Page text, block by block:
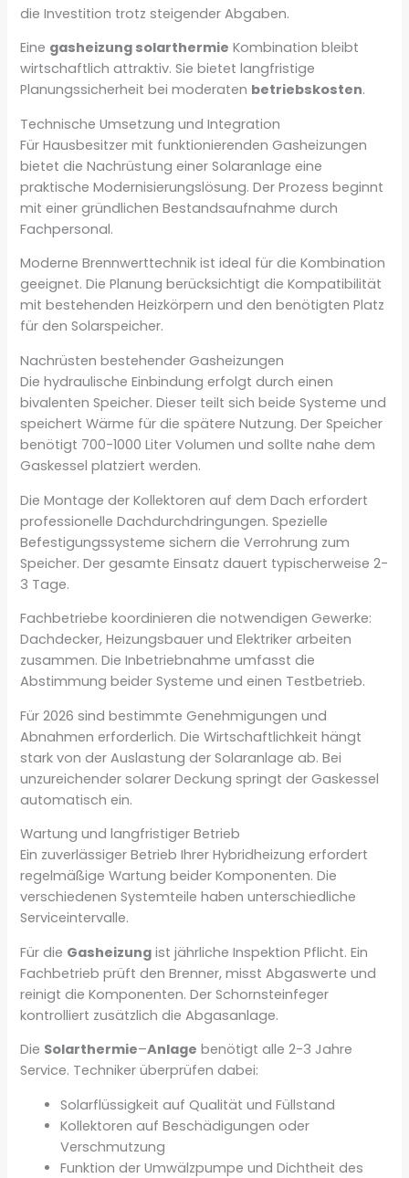
die Investition trotz steigender Abgaben.
Eine gasheizung solarthermie Kombination bleibt
wirtschaftlich attraktiv. Sie bietet langfristige
Planungssicherheit bei moderaten betriebskosten.
Technische Umsetzung und Integration
Für Hausbesitzer mit funktionierenden Gasheizungen
bietet die Nachrüstung einer Solaranlage eine
praktische Modernisierungslösung. Der Prozess beginnt
mit einer gründlichen Bestandsaufnahme durch
Fachpersonal.
Moderne Brennwerttechnik ist ideal für die Kombination
geeignet. Die Planung berücksichtigt die Kompatibilität
mit bestehenden Heizkörpern und den benötigten Platz
für den Solarspeicher.
Nachrüsten bestehender Gasheizungen
Die hydraulische Einbindung erfolgt durch einen
bivalenten Speicher. Dieser teilt sich beide Systeme und
speichert Wärme für die spätere Nutzung. Der Speicher
benötigt 700-1000 Liter Volumen und sollte nahe dem
Gaskessel platziert werden.
Die Montage der Kollektoren auf dem Dach erfordert
professionelle Dachdurchdringungen. Spezielle
Befestigungssysteme sichern die Verrohrung zum
Speicher. Der gesamte Einsatz dauert typischerweise 2-
3 Tage.
Fachbetriebe koordinieren die notwendigen Gewerke:
Dachdecker, Heizungsbauer und Elektriker arbeiten
zusammen. Die Inbetriebnahme umfasst die
Abstimmung beider Systeme und einen Testbetrieb.
Für 2026 sind bestimmte Genehmigungen und
Abnahmen erforderlich. Die Wirtschaftlichkeit hängt
stark von der Auslastung der Solaranlage ab. Bei
unzureichender solarer Deckung springt der Gaskessel
automatisch ein.
Wartung und langfristiger Betrieb
Ein zuverlässiger Betrieb Ihrer Hybridheizung erfordert
regelmäßige Wartung beider Komponenten. Die
verschiedenen Systemteile haben unterschiedliche
Serviceintervalle.
Für die Gasheizung ist jährliche Inspektion Pflicht. Ein
Fachbetrieb prüft den Brenner, misst Abgaswerte und
reinigt die Komponenten. Der Schornsteinfeger
kontrolliert zusätzlich die Abgasanlage.
Die Solarthermie–Anlage benötigt alle 2-3 Jahre
Service. Techniker überprüfen dabei:
Solarflüssigkeit auf Qualität und Füllstand
Kollektoren auf Beschädigungen oder
Verschmutzung
Funktion der Umwälzpumpe und Dichtheit des